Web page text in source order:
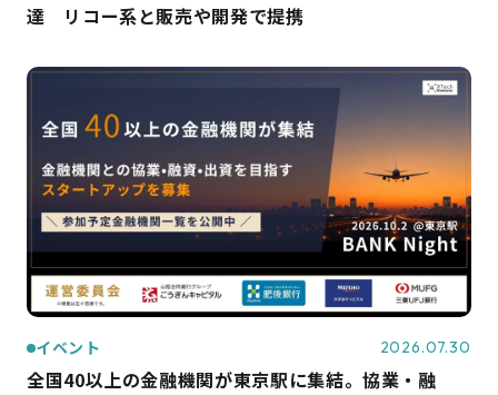
達 リコー系と販売や開発で提携
イベント 2026.07.30
全国40以上の金融機関が東京駅に集結。協業・融